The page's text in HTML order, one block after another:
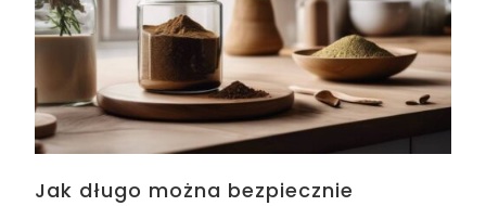
Jak długo można bezpiecznie